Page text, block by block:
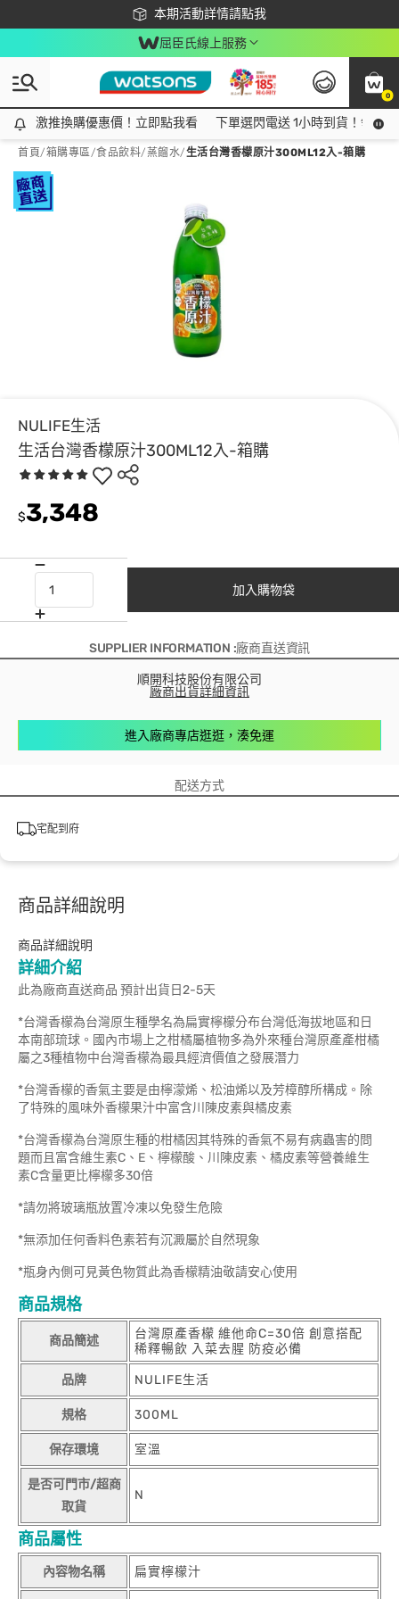
本期活動詳情請點我
下載app最高回饋$350
屈臣氏線上服務
0
激推換購優惠價！立即點我看
激推換購優惠價！立即點我看 下單選閃電送 1小時到貨！領神
首頁/箱購專區/食品飲料/ 蒸餾水/生活台灣香檬原汁300ML12入-箱購
NULIFE生活
生活台灣香檬原汁300ML12入-箱購
$3,348
加入購物袋
SUPPLIER INFORMATION :廠商直送資訊
順開科技股份有限公司
廠商出貨詳細資訊
進入廠商專店逛逛，湊免運
配送方式
宅配到府
商品詳細說明
商品詳細說明
詳細介紹
此為廠商直送商品 預計出貨日2-5天
*台灣香檬為台灣原生種學名為扁實檸檬分布台灣低海拔地區和日
本南部琉球。國內市場上之柑橘屬植物多為外來種台灣原產產柑橘
屬之3種植物中台灣香檬為最具經濟價值之發展潛力
*台灣香檬的香氣主要是由檸濛烯、松油烯以及芳樟醇所構成。除
了特殊的風味外香檬果汁中富含川陳皮素與橘皮素
*台灣香檬為台灣原生種的柑橘因其特殊的香氣不易有病蟲害的問
題而且富含維生素C、E、檸檬酸、川陳皮素、橘皮素等營養維生
素C含量更比檸檬多30倍
*請勿將玻璃瓶放置冷凍以免發生危險
*無添加任何香料色素若有沉澱屬於自然現象
*瓶身內側可見黃色物質此為香檬精油敬請安心使用
商品規格
商品簡述
台灣原產香檬 維他命C=30倍 創意搭配
稀釋暢飲 入菜去腥 防疫必備
品牌 NULIFE生活
規格 300ML
保存環境 室溫
是否可門市/超商
取貨
N
商品屬性
內容物名稱 扁實檸檬汁